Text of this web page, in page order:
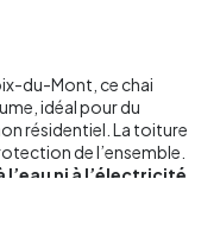
du-Mont, ce chai
idéal pour du
résidentiel. La toiture
de l’ensemble.
l’eau ni à l’électricité